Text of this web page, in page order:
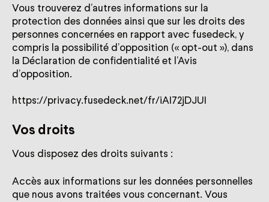
Vous trouverez d’autres informations sur la
protection des données ainsi que sur les droits des
personnes concernées en rapport avec fusedeck, y
compris la possibilité d’opposition (« opt-out »), dans
la Déclaration de confidentialité et l’Avis
d’opposition.
Vos droits
Vous disposez des droits suivants :
Accès aux informations sur les données personnelles
que nous avons traitées vous concernant. Vous